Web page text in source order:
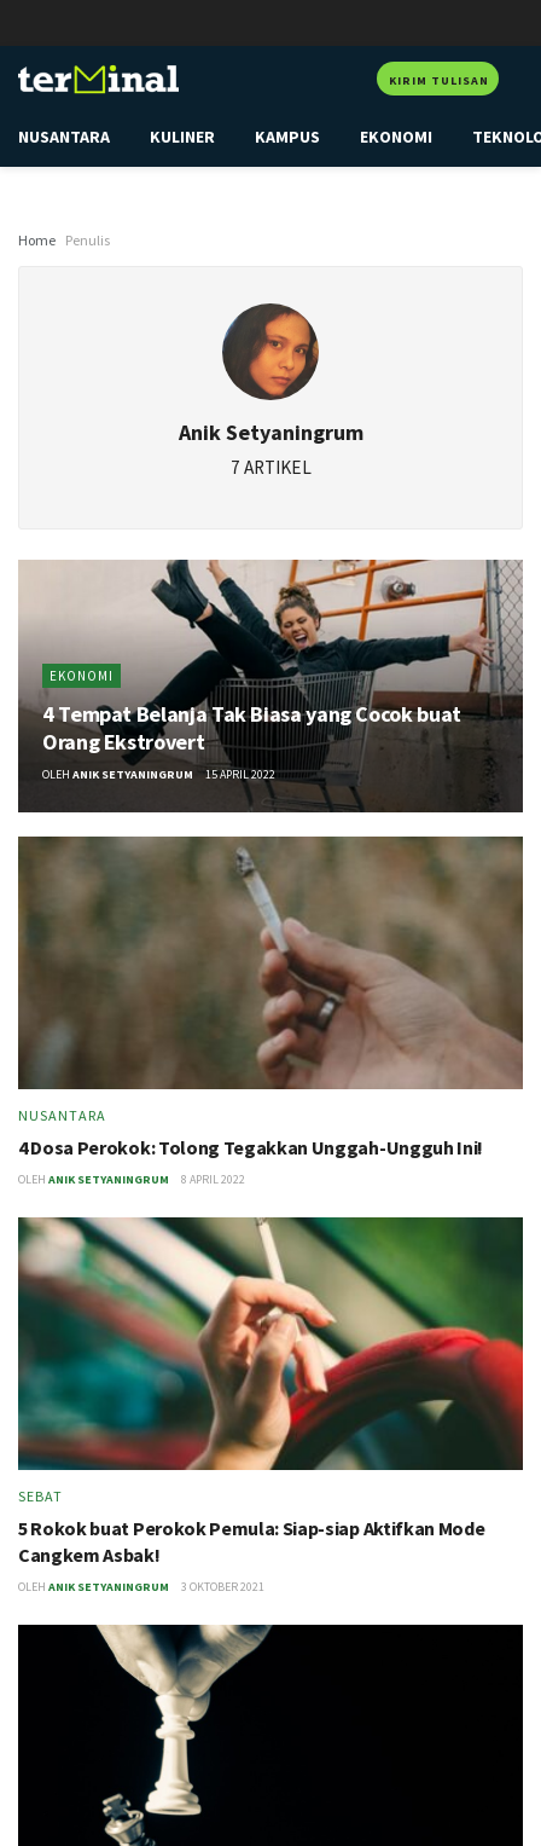
KIRIM TULISAN
NUSANTARA KULINER KAMPUS EKONOMI
Home Penulis
Anik Setyaningrum
7 ARTIKEL
EKONOMI
4 Tempat Belanja Tak Biasa yang Cocok buat
Orang Ekstrovert
OLEH ANIK SETYANINGRUM 15 APRIL 2022
NUSANTARA
4 Dosa Perokok: Tolong Tegakkan Unggah-Ungguh Ini!
OLEH ANIK SETYANINGRUM 8 APRIL 2022
SEBAT
5 Rokok buat Perokok Pemula: Siap-siap Aktifkan Mode
Cangkem Asbak!
OLEH ANIK SETYANINGRUM 3 OKTOBER 2021